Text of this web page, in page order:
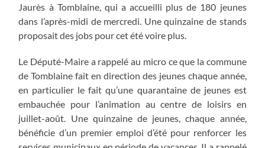
Jaurès à Tomblaine, qui a accueilli plus de 180 jeunes
dans l’après-midi de mercredi. Une quinzaine de stands
proposait des jobs pour cet été voire plus.
Le Député-Maire a rappelé au micro ce que la commune
de Tomblaine fait en direction des jeunes chaque année,
en particulier le fait qu’une quarantaine de jeunes est
embauchée pour l’animation au centre de loisirs en
juillet-août. Une quinzaine de jeunes, chaque année,
bénéficie d’un premier emploi d’été pour renforcer les